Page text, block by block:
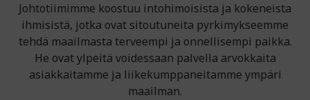
Johtotiimimme koostuu intohimoisista ja kokeneista
ihmisistä, jotka ovat sitoutuneita pyrkimykseemme
tehdä maailmasta terveempi ja onnellisempi paikka.
He ovat ylpeitä voidessaan palvella arvokkaita
asiakkaitamme ja liikekumppaneitamme ympäri
maailman.